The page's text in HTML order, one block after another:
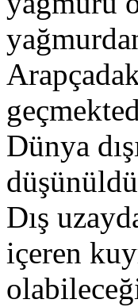
Dünya
Dış
içeren